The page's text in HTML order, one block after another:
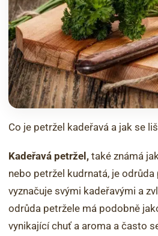
Co je petržel kadeřavá a jak se
Kadeřavá petržel, také známá
nebo petržel kudrnatá, je odrůda
vyznačuje svými kadeřavými a
odrůda petržele má podobně
vynikající chuť a aroma a často